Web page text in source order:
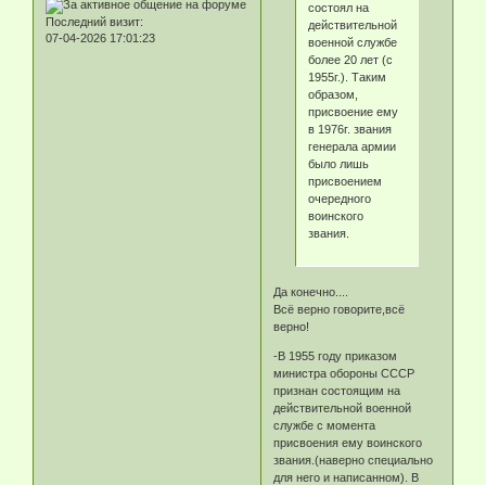
Последний визит:
07-04-2026 17:01:23
состоял на
действительной
военной службе
более 20 лет (с
1955г.). Таким
образом,
присвоение ему
в 1976г. звания
генерала армии
было лишь
присвоением
очередного
воинского
звания.
Да конечно....
Всё верно говорите,всё
верно!
-В 1955 году приказом
министра обороны СССР
признан состоящим на
действительной военной
службе с момента
присвоения ему воинского
звания.(наверно специально
для него и написанном). В